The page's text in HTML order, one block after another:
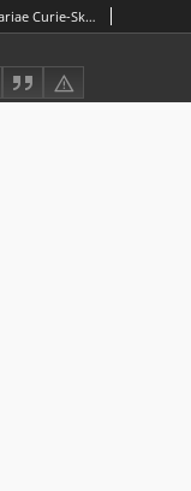
Annales Universitatis Mariae Curie-Skłodowska. Sectio AA, Chemia. - Vol. 36 (1981) - Spis treści